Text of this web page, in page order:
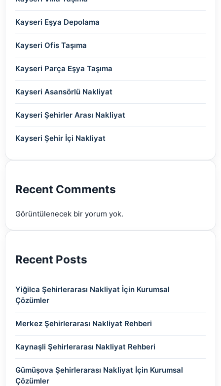
(2)
(2)
(2)
(2)
(2)
(2)
(2)
(2)
(2)
(2)
Kayseri Eşya Depolama
Kayseri Ofis Taşıma
Kayseri Parça Eşya Taşıma
Kayseri Asansörlü Nakliyat
Kayseri Şehirler Arası Nakliyat
Kayseri Şehir İçi Nakliyat
Recent Comments
Görüntülenecek bir yorum yok.
Recent Posts
Yiğilca Şehirlerarası Nakliyat İçin Kurumsal
Çözümler
Merkez Şehirlerarası Nakliyat Rehberi
Kaynaşli Şehirlerarası Nakliyat Rehberi
Gümüşova Şehirlerarası Nakliyat İçin Kurumsal
Çözümler